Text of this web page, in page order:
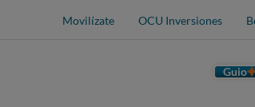
Movilízate OCU Inversiones
Guio